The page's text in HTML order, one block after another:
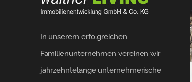
In unserem erfolgreichen
Familienunternehmen vereinen wir
jahrzehntelange unternehmerische